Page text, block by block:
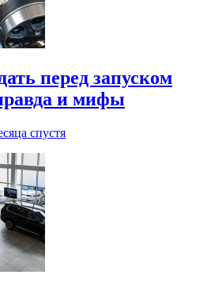
перед запуском
и мифы
спустя